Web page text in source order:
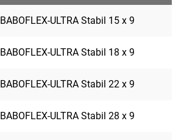
BABOFLEX-ULTRA Stabil 15 x 9
BABOFLEX-ULTRA Stabil 18 x 9
BABOFLEX-ULTRA Stabil 22 x 9
BABOFLEX-ULTRA Stabil 28 x 9